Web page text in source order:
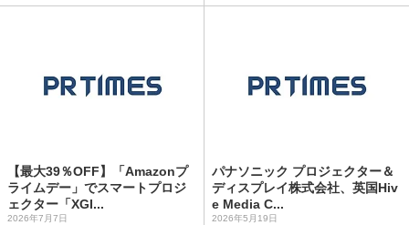
【最大39％OFF】「Amazonプ
ライムデー」でスマートプロジ
ェクター「XGI...
2026年7月7日
パナソニック プロジェクター＆
ディスプレイ株式会社、英国Hiv
e Media C...
2026年5月19日